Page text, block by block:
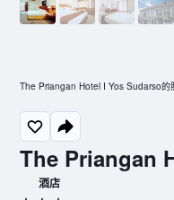
The Priangan
酒店
The Priangan Hotel I Yos Sudarso的